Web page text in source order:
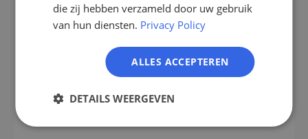
Het voordeel wordt vooral duidelijk bij specialisten.
Aanbieders voor OT-security (industriële
installaties), automotive-security of forensische
DFIR-specialisten zijn niet goed af te beelden via
branchecodes – een vrij-tekstprompt vindt ze.
PL
die zij hebben verzameld door uw gebruik
van hun diensten. Privacy Policy
ALLES ACCEPTEREN
DETAILS WEERGEVEN